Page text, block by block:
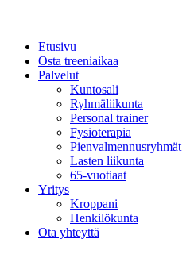
Etusivu
Osta treeniaikaa
Palvelut
Kuntosali
Ryhmäliikunta
Personal trainer
Fysioterapia
Pienvalmennusryhmät
Lasten liikunta
65-vuotiaat
Yritys
Kroppani
Henkilökunta
Ota yhteyttä